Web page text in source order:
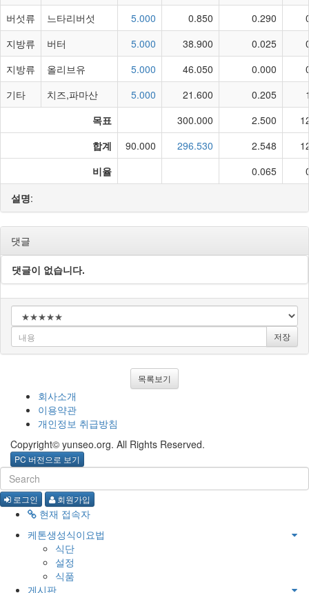
버섯류
느타리버섯 5.000 0.850 0.290
지방류
버터 5.000 38.900 0.025
지방류
올리브유 5.000 46.050 0.000
기타
치즈,파마산 5.000 21.600 0.205
목표
300.000 2.500
합계
90.000 296.530 2.548
비율
0.065
설명:
댓글
댓글이 없습니다.
저장
목록보기
회사소개
이용약관
개인정보 취급방침
Copyright© yunseo.org. All Rights Reserved.
PC 버전으로 보기
로그인 회원가입
현재 접속자
케톤생성식이요법
식단
설정
식품
게시판